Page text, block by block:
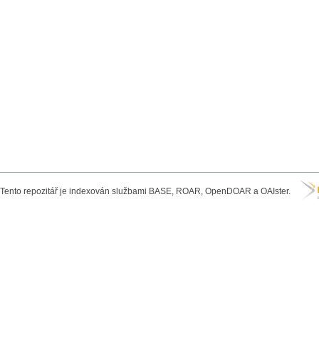
Tento repozitář je indexován službami BASE, ROAR, OpenDOAR a OAIster.